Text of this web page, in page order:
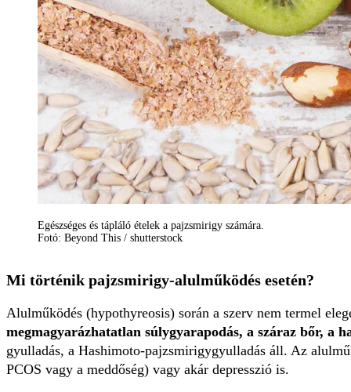
Egészséges és tápláló ételek a pajzsmirigy számára.
Fotó: Beyond This / shutterstock
Mi történik pajzsmirigy-alulműködés esetén?
Alulműködés (hypothyreosis) során a szerv nem termel
megmagyarázhatatlan súlygyarapodás, a száraz bőr, a
gyulladás, a Hashimoto-pajzsmirigygyulladás áll. Az
PCOS vagy a meddőség) vagy akár depresszió is.